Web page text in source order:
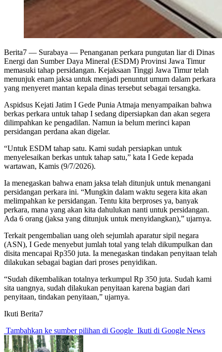
Berita7 — Surabaya — Penanganan perkara pungutan liar di Dinas
Energi dan Sumber Daya Mineral (ESDM) Provinsi Jawa Timur
memasuki tahap persidangan. Kejaksaan Tinggi Jawa Timur telah
menunjuk enam jaksa untuk menjadi penuntut umum dalam perkara
yang menyeret mantan kepala dinas tersebut sebagai tersangka.
Aspidsus Kejati Jatim I Gede Punia Atmaja menyampaikan bahwa
berkas perkara untuk tahap I sedang dipersiapkan dan akan segera
dilimpahkan ke pengadilan. Namun ia belum merinci kapan
persidangan perdana akan digelar.
“Untuk ESDM tahap satu. Kami sudah persiapkan untuk
menyelesaikan berkas untuk tahap satu,” kata I Gede kepada
wartawan, Kamis (9/7/2026).
Ia menegaskan bahwa enam jaksa telah ditunjuk untuk menangani
persidangan perkara ini. “Mungkin dalam waktu segera kita akan
melimpahkan ke persidangan. Tentu kita berproses ya, banyak
perkara, mana yang akan kita dahulukan nanti untuk persidangan.
Ada 6 orang (jaksa yang ditunjuk untuk menyidangkan),” ujarnya.
Terkait pengembalian uang oleh sejumlah aparatur sipil negara
(ASN), I Gede menyebut jumlah total yang telah dikumpulkan dan
disita mencapai Rp350 juta. Ia menegaskan tindakan penyitaan telah
dilakukan sebagai bagian dari proses penyidikan.
“Sudah dikembalikan totalnya terkumpul Rp 350 juta. Sudah kami
sita uangnya, sudah dilakukan penyitaan karena bagian dari
penyitaan, tindakan penyitaan,” ujarnya.
Ikuti Berita7
Tambahkan ke sumber pilihan di Google Ikuti di Google News